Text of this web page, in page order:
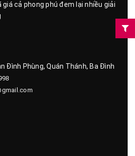
cả phong phú đem lại nhiều giải
Đình Phùng, Quán Thánh, Ba Đình